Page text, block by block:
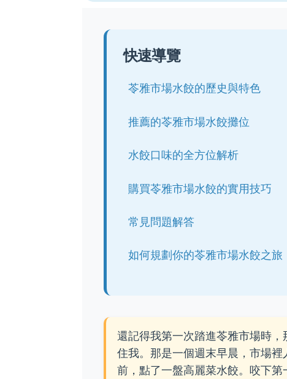
快速導覽
苓雅市場水餃的歷史與特色
推薦的苓雅市場水餃攤位
水餃口味的全方位解析
購買苓雅市場水餃的實用技巧
常見問題解答
如何規劃你的苓雅市場水餃之旅
還記得我第一次踏進苓雅市場時
住我。那是一個週末早晨，市場
前，點了一盤高麗菜水餃。咬下